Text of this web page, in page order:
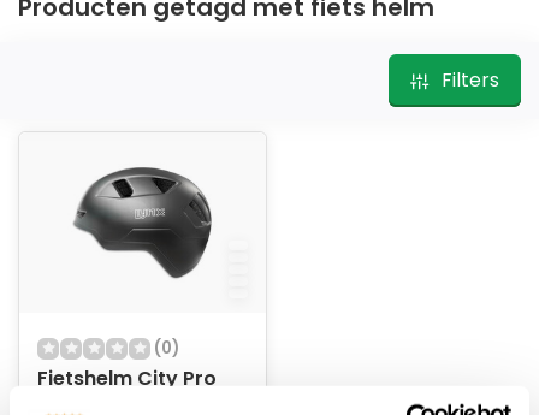
Producten getagd met fiets helm
Filters
(0)
Fietshelm City Pro